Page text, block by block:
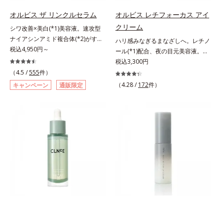
オルビス ザ リンクルセラム
シワ改善×美白(*1)美容液。速攻型
ナイアシンアミド複合体(*2)がすば
やく浸透(*3)。ピンと、パッと。大
人の肌にハリ感を。シワ改善×美白
(*1)美容液。ポーラ化成 研究所の独
自研究で見出した、速攻型ナイアシ
ンアミド複合体(*2)と浸透サポート
有効成分「ナイアシンアミド」の浸
透スピードがアップ(*5)し、浸透し
にくい大人肌の深く(*3)まで素早く
届けます。真皮のコラーゲン産生を
促進し、年齢とともに刻まれる深い
メラニン生成を防ぎ未来のシミ・ソ
バカスを予防します。さらに独自研
税込4,950円～
（4.5 /555件）
キャンペーン
通販限定
オルビス レチフォーカス アイ
クリーム
ハリ感みなぎるまなざしへ。レチノ
ール(*1)配合、夜の目元美容液。オ
ルビスの目元技術を結集し、ハリ感
みなぎるまなざしへ。レチノール
(*1)配合の目元美容液です。目元悩
(*2)の2種の成分が深いうるおいを
り、肌表面にピン！としたハリ感を
与え、さらに疑似セラミド(*3)が角
層の隙間に浸透(*4)。夜のスキンケ
アの最後にプラスすることで乾燥に
よる小ジワを目立たなくし、ハリ感
税込3,300円
（4.28 / 172件）